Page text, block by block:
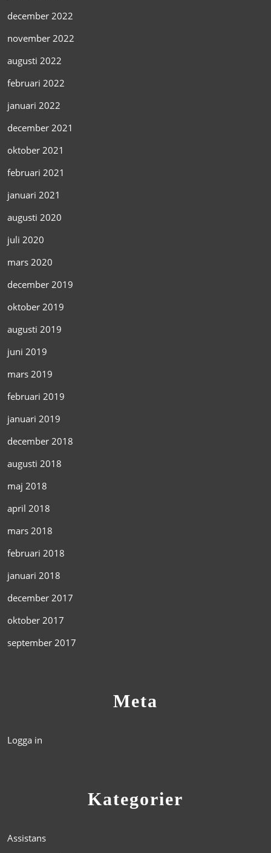
december 2022
november 2022
augusti 2022
februari 2022
januari 2022
december 2021
oktober 2021
februari 2021
januari 2021
augusti 2020
juli 2020
mars 2020
december 2019
oktober 2019
augusti 2019
juni 2019
mars 2019
februari 2019
januari 2019
december 2018
augusti 2018
maj 2018
april 2018
mars 2018
februari 2018
januari 2018
december 2017
oktober 2017
september 2017
Meta
Logga in
Kategorier
Assistans